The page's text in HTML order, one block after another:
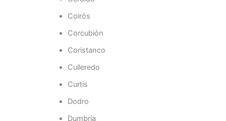
Coirós
Corcubión
Coristanco
Culleredo
Curtis
Dodro
Dumbría